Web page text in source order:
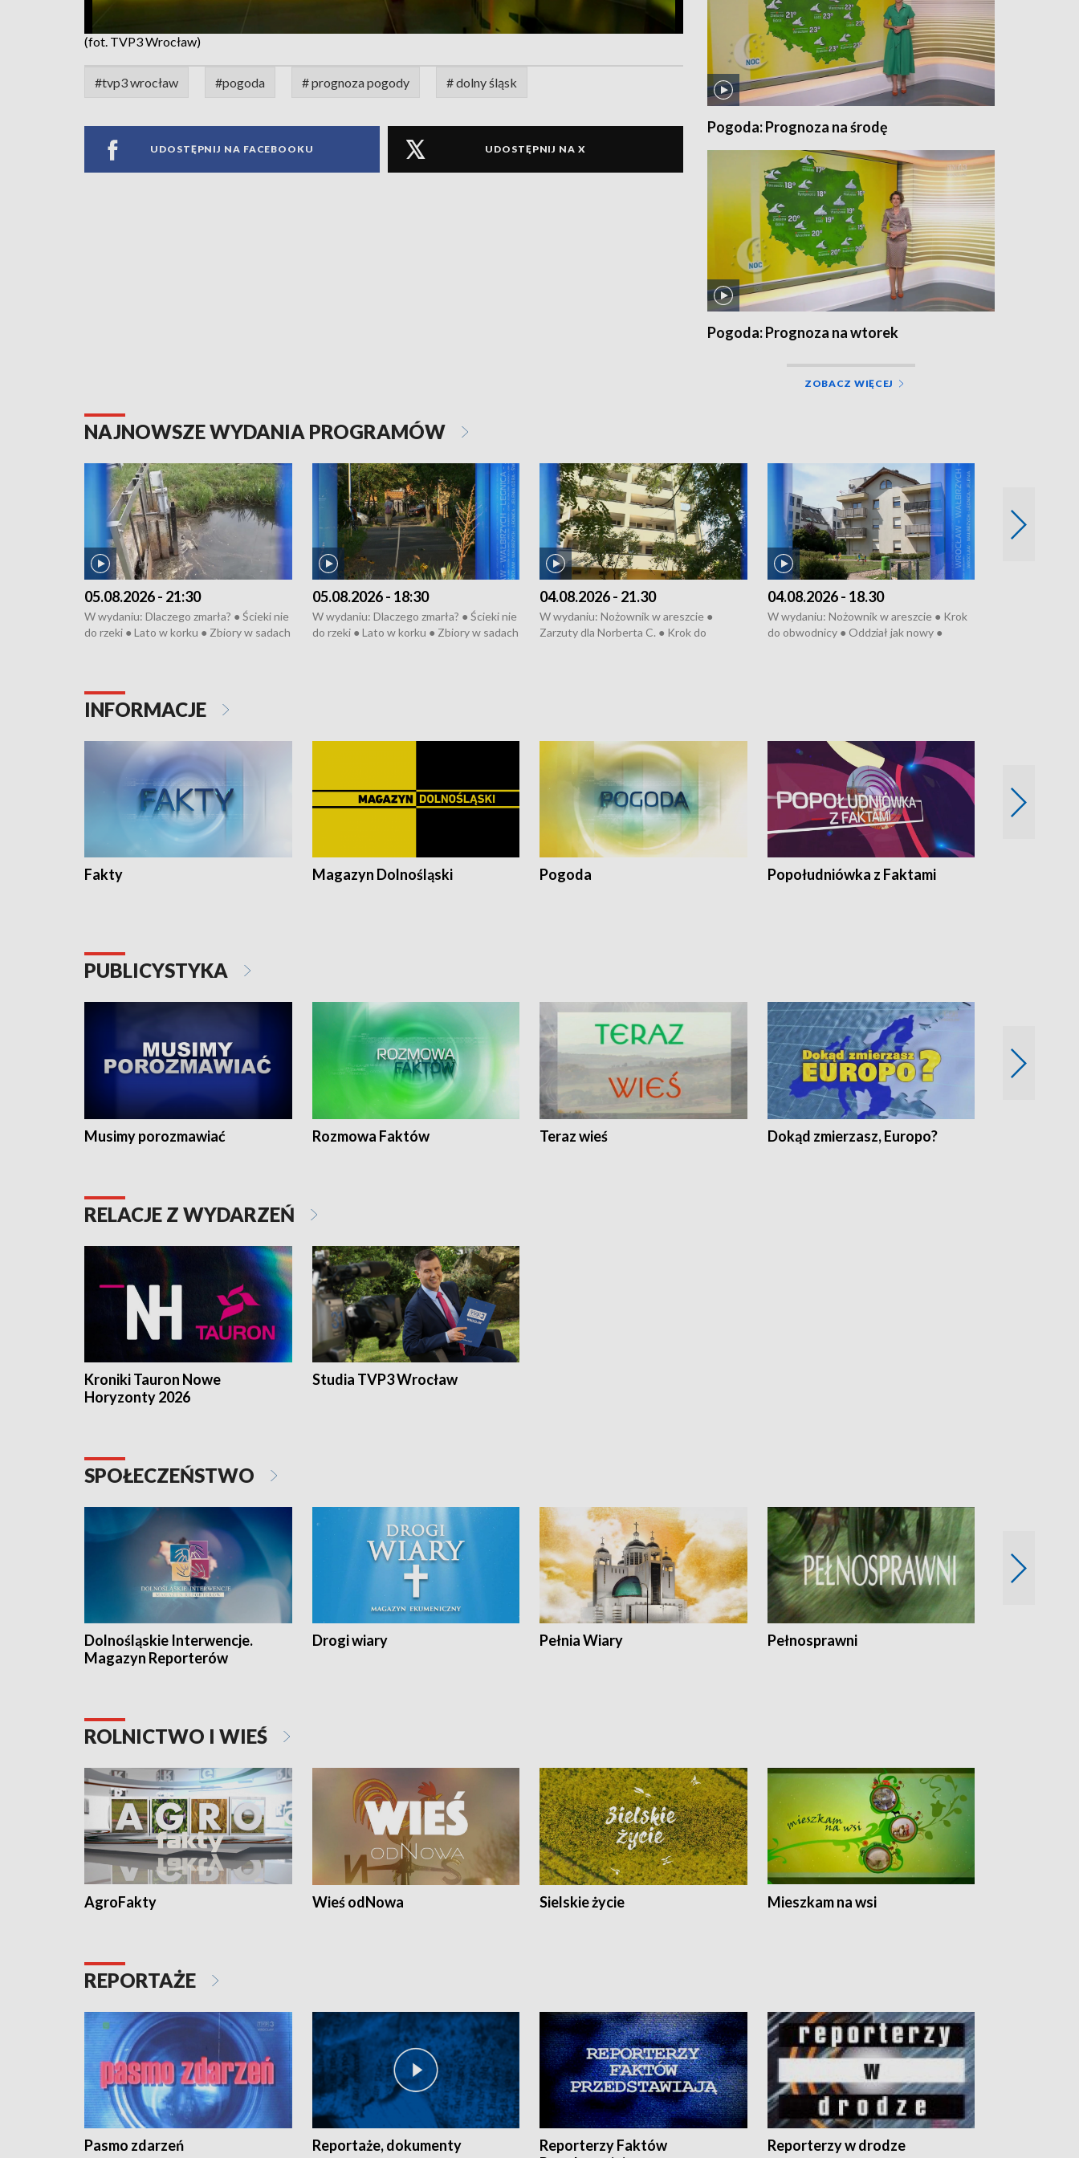
(fot. TVP3 Wrocław)
#tvp3 wrocław #pogoda # prognoza pogody # dolny śląsk
UDOSTĘPNIJ NA FACEBOOKU UDOSTĘPNIJ NA X
Pogoda: Prognoza na środę
Pogoda: Prognoza na wtorek
ZOBACZ WIĘCEJ
NAJNOWSZE WYDANIA PROGRAMÓW
05.08.2026 - 21:30
W wydaniu: Dlaczego zmarła? ● Ścieki nie
do rzeki ● Lato w korku ● Zbiory w sadach
05.08.2026 - 18:30
W wydaniu: Dlaczego zmarła? ● Ścieki nie
do rzeki ● Lato w korku ● Zbiory w sadach
04.08.2026 - 21.30
W wydaniu: Nożownik w areszcie ●
Zarzuty dla Norberta C. ● Krok do
04.08.2026 - 18.30
W wydaniu: Nożownik w areszcie ● Krok
do obwodnicy ● Oddział jak nowy ●
INFORMACJE
Fakty Magazyn Dolnośląski Pogoda Popołudniówka z Faktami
PUBLICYSTYKA
Musimy porozmawiać Rozmowa Faktów Teraz wieś Dokąd zmierzasz, Europo?
RELACJE Z WYDARZEŃ
Kroniki Tauron Nowe
Horyzonty 2026
Studia TVP3 Wrocław
SPOŁECZEŃSTWO
Dolnośląskie Interwencje.
Magazyn Reporterów
Drogi wiary Pełnia Wiary Pełnosprawni
ROLNICTWO I WIEŚ
AgroFakty Wieś odNowa Sielskie życie Mieszkam na wsi
REPORTAŻE
Pasmo zdarzeń Reportaże, dokumenty
Reporterzy Faktów
Reporterzy w drodze